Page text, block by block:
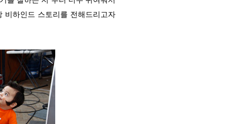
비하인드 스토리를 전해드리고자